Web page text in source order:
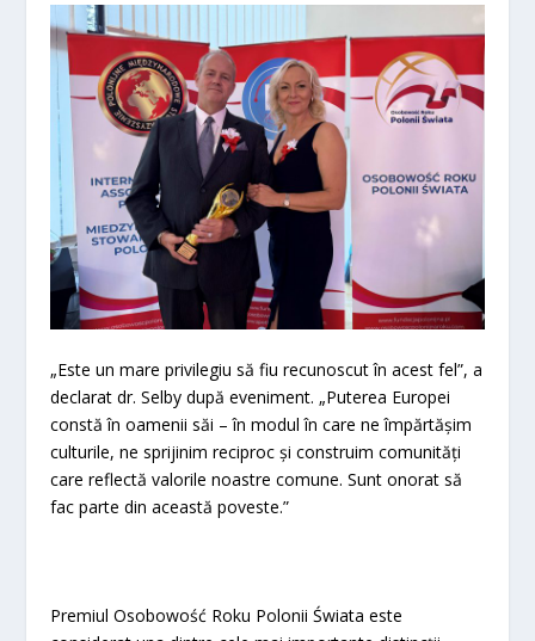
„Este un mare privilegiu să fiu recunoscut în acest fel”, a
declarat dr. Selby după eveniment. „Puterea Europei
constă în oamenii săi – în modul în care ne împărtășim
culturile, ne sprijinim reciproc și construim comunități
care reflectă valorile noastre comune. Sunt onorat să
fac parte din această poveste.”
Premiul Osobowość Roku Polonii Świata este